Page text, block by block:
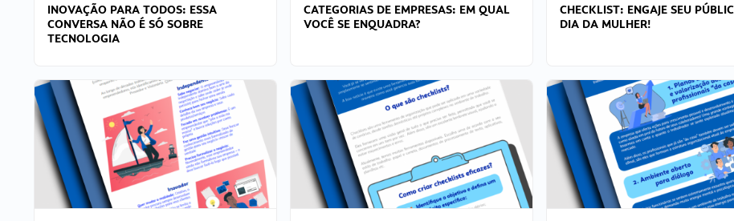
INOVAÇÃO PARA TODOS: ESSA
CONVERSA NÃO É SÓ SOBRE
TECNOLOGIA
CATEGORIAS DE EMPRESAS: EM QUAL
VOCÊ SE ENQUADRA?
CHECKLIST: ENGAJE SEU
DIA DA MULHER!